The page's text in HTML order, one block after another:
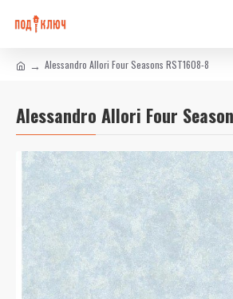
Alessandro Allori Four Seasons RST1608-8
Alessandro Allori Four